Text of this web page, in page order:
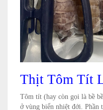
Thịt Tôm Tít
Tôm tít (hay còn gọi là bề
ở vùng biển nhiệt đới. Phần